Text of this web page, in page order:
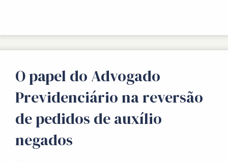
O papel do Advogado
Previdenciário na reversão
de pedidos de auxílio
negados